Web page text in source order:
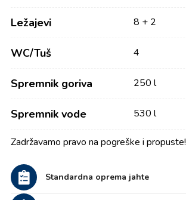
Ležajevi 8 + 2
WC/Tuš 4
Spremnik goriva 250 l
Spremnik vode 530 l
Zadržavamo pravo na pogreške i propuste!
Standardna oprema jahte